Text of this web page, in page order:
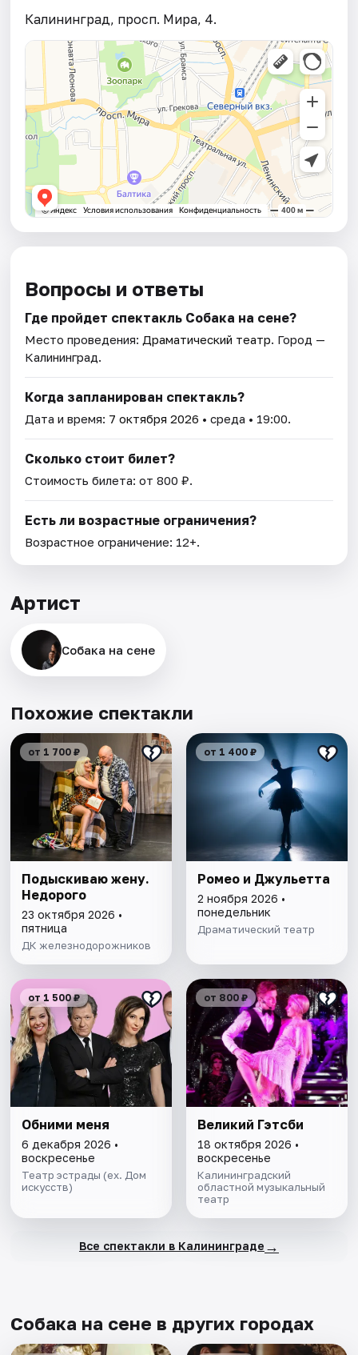
Калининград, просп. Мира, 4.
Вопросы и ответы
Где пройдет спектакль Собака на сене?
Место проведения: Драматический театр. Город —
Калининград.
Когда запланирован спектакль?
Дата и время: 7 октября 2026 • среда • 19:00.
Сколько стоит билет?
Стоимость билета: от 800 ₽.
Есть ли возрастные ограничения?
Возрастное ограничение: 12+.
Артист
Собака на сене
Похожие спектакли
от 1 700 ₽
Подыскиваю жену.
Недорого
23 октября 2026 •
пятница
ДК железнодорожников
от 1 400 ₽
Ромео и Джульетта
2 ноября 2026 •
понедельник
Драматический театр
от 1 500 ₽
Обними меня
6 декабря 2026 •
воскресенье
Театр эстрады (ex. Дом
искусств)
от 800 ₽
Великий Гэтсби
18 октября 2026 •
воскресенье
Калининградский
областной музыкальный
театр
Все спектакли в Калининграде →
Собака на сене в других городах